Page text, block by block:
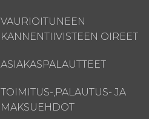
VAURIOITUNEEN
KANNENTIIVISTEEN OIREET
ASIAKASPALAUTTEET
TOIMITUS-,PALAUTUS- JA
MAKSUEHDOT